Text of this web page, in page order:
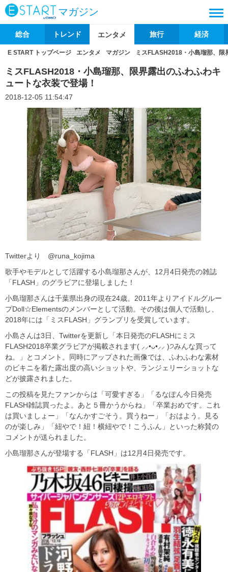
マガジン
総合 トレンド エンタメ 旅行 経済
E START トップページ エンタメ マガジン ミスFLASH2018・小島瑠那、
ミスFLASH2018・小島瑠那、限界露出のふわふわキ
ュートな衣装で登場！
2018-12-05 11:54:47
Twitterより @runa_kojima
歌手やモデルとして活躍する小島瑠那さんが、12月4日発売の雑誌
「FLASH」のグラビアに登場しました！
小島瑠那さんは千葉県出身の現在24歳。2011年よりアイドルグルー
プDoll☆Elementsのメンバーとして活動。その後は個人で活動し、
2018年には「ミスFLASH」グランプリを受賞しています。
小島さんは3日、Twitterを更新し「本日発売のFLASHにミス
FLASH2018卒業グラビアが掲載されます( ⸝⸝•ᴗ•⸝⸝ )੭みんな買って
ね。」とコメント。同時にアップされた画像では、ふわふわな素材
のビキニを着た露出度の高いショットや、ランジェリーショットな
どが披露されました。
この投稿を見たファンからは「可愛すぎる」「るなぽん今日発売
FLASH雑誌買ったよ。あと５冊かうからね」「卒業おめです。これ
は買いましょー」「なんかすごそう。買うねー」「おはよう。見る
のが楽しみ」「紐やで！紐！横紐やで！こうふん」といった称賛の
コメントが送られました。
小島瑠那さんが登場する「FLASH」は12月4日発売です。